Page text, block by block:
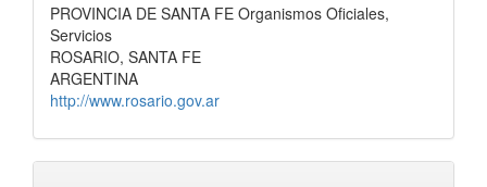
PROVINCIA DE SANTA FE Organismos Oficiales,
Servicios
ROSARIO, SANTA FE
ARGENTINA
http://www.rosario.gov.ar